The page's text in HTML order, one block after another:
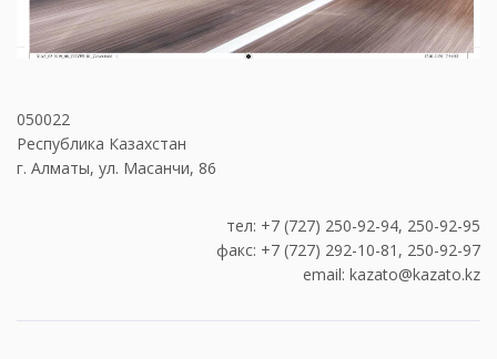
050022
Республика Казахстан
г. Алматы, ул. Масанчи, 86
тел: +7 (727) 250-92-94, 250-92-95
факс: +7 (727) 292-10-81, 250-92-97
email: kazato@kazato.kz